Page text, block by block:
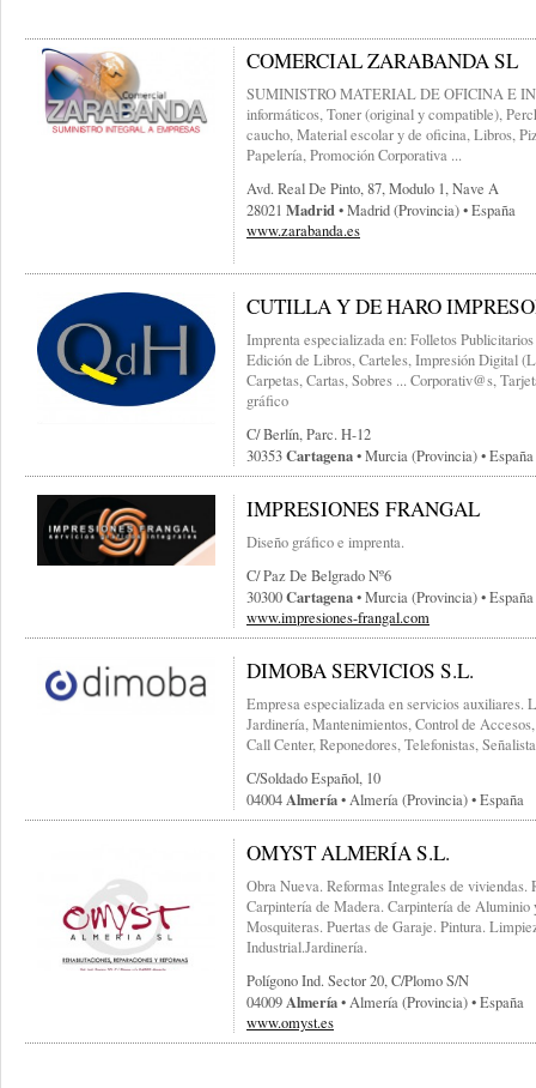
COMERCIAL ZARABANDA SL
SUMINISTRO MATERIAL DE OFICINA E
informáticos, Toner (original y compatible),
caucho, Material escolar y de oficina, Libros,
Papelería, Promoción Corporativa ...
Avd. Real De Pinto, 87, Modulo 1, Nave A
28021 Madrid• Madrid (provincia) • España
www.zarabanda.es
CUTILLA Y DE HARO
Imprenta especializada en: Folletos
Edición de Libros, Carteles, Impresión Digital
Carpetas, Cartas, Sobres ... Corporativ@s,
gráfico
C/ Berlín, Parc. H-12
30353Cartagena• Murcia (provincia) • España
IMPRESIONES FRANGAL
Diseño gráfico e imprenta.
C/ Paz De Belgrado Nº6
30300Cartagena• Murcia (provincia) • España
www.impresiones-frangal.com
DIMOBA SERVICIOS S.L.
Empresa especializada en servicios auxiliares.
Jardinería, Mantenimientos, Control de
Call Center, Reponedores, Telefonistas,
C/soldado Español, 10
04004Almería• Almería (provincia) • España
OMYST ALMERÍA S.L.
Obra Nueva. Reformas Integrales de viviendas.
Carpintería de Madera. Carpintería de Aluminio
Mosquiteras. Puertas de Garaje. Pintura.
Industrial.Jardinería.
Polígono Ind. Sector 20, C/plomo S/n
04009Almería• Almería (provincia) • España
www.omyst.es